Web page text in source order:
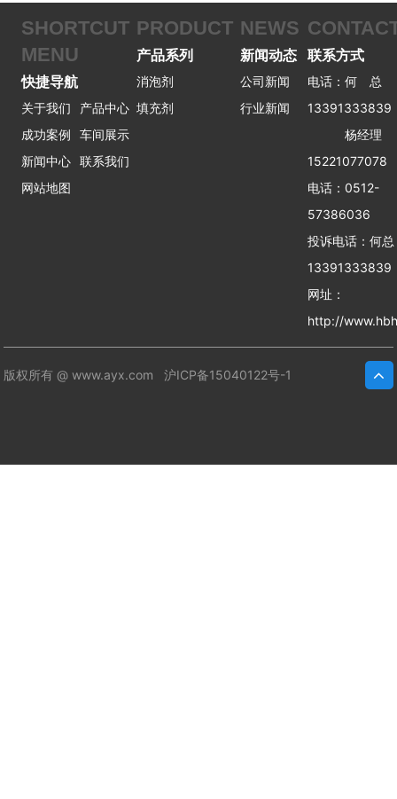
SHORTCUT
MENU
快捷导航
关于我们
产品中心
成功案例
车间展示
新闻中心 联系我们
网站地图
PRODUCT
产品系列
消泡剂
填充剂
NEWS
新闻动态
公司新闻
行业新闻
联系方式
电话：何 总
13391333839
杨经理
15221077078
电话：0512-
57386036
投诉电话：何总
13391333839
网址：
http://
版权所有 @ www.ayx.com沪ICP备15040122号-1